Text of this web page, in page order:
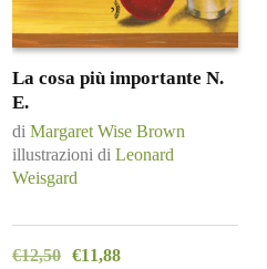
La cosa più importante N.
E.
di Margaret Wise Brown
illustrazioni di Leonard
Weisgard
€12,50 €11,88